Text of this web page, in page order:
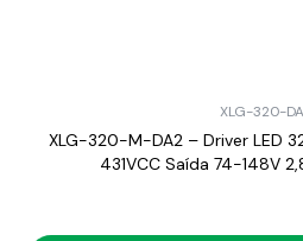
XLG-320-
XLG-320-M-DA2 – Driver LED
431VCC Saída 74-148V